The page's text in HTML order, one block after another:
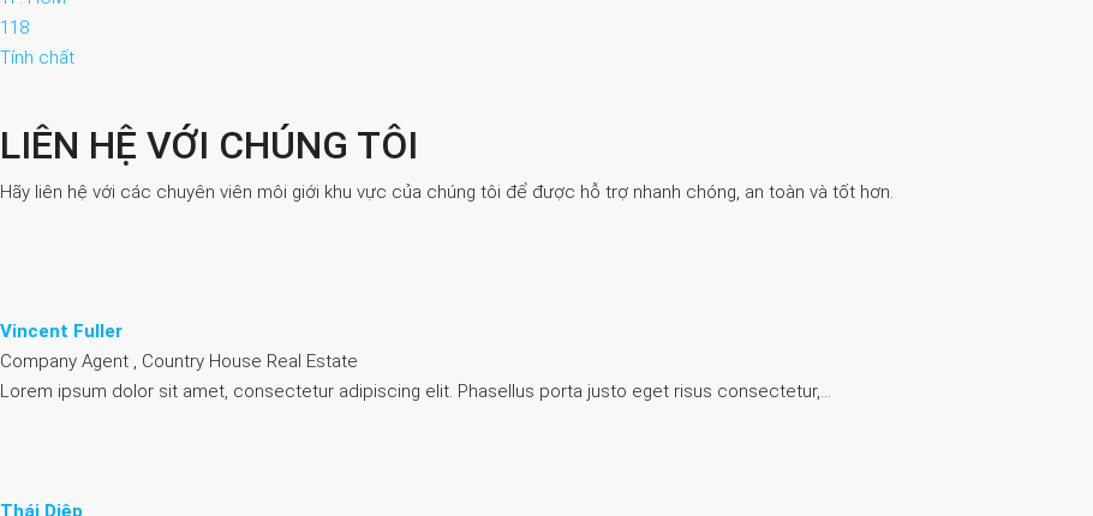
118
Tính chất
LIÊN HỆ VỚI CHÚNG TÔI
Hãy liên hệ với các chuyên viên môi giới khu vực của chúng tôi để được hỗ trợ nhanh chóng, an toàn và tốt hơn.
Vincent Fuller
Company Agent , Country House Real Estate
Lorem ipsum dolor sit amet, consectetur adipiscing elit. Phasellus porta justo eget risus consectetur,…
Thái Diệp